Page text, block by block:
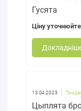
Гусята
Ціну уточнюйте
13.04.2023
Цыплята